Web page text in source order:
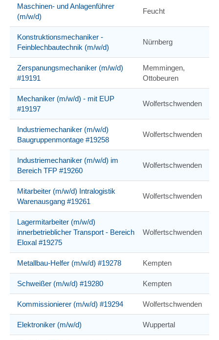
Maschinen- und Anlagenführer
(m/w/d)
Feucht
Konstruktionsmechaniker -
Feinblechbautechnik (m/w/d)
Nürnberg
Zerspanungsmechaniker (m/w/d)
#19191
Memmingen,
Ottobeuren
Mechaniker (m/w/d) - mit EUP
#19197
Wolfertschwenden
Industriemechaniker (m/w/d)
Baugruppenmontage #19258
Wolfertschwenden
Industriemechaniker (m/w/d) im
Bereich TFP #19260
Wolfertschwenden
Mitarbeiter (m/w/d) Intralogistik
Warenausgang #19261
Wolfertschwenden
Lagermitarbeiter (m/w/d)
innerbetrieblicher Transport - Bereich
Eloxal #19275
Wolfertschwenden
Metallbau-Helfer (m/w/d) #19278 Kempten
Schweißer (m/w/d) #19280 Kempten
Kommissionierer (m/w/d) #19294 Wolfertschwenden
Elektroniker (m/w/d) Wuppertal